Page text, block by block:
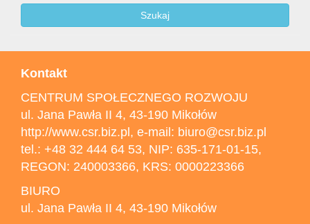
Szukaj
Kontakt
CENTRUM SPOŁECZNEGO ROZWOJU
ul. Jana Pawła II 4, 43-190 Mikołów
http://www.csr.biz.pl, e-mail: biuro@csr.biz.pl
tel.: +48 32 444 64 53, NIP: 635-171-01-15,
REGON: 240003366, KRS: 0000223366
BIURO
ul. Jana Pawła II 4, 43-190 Mikołów